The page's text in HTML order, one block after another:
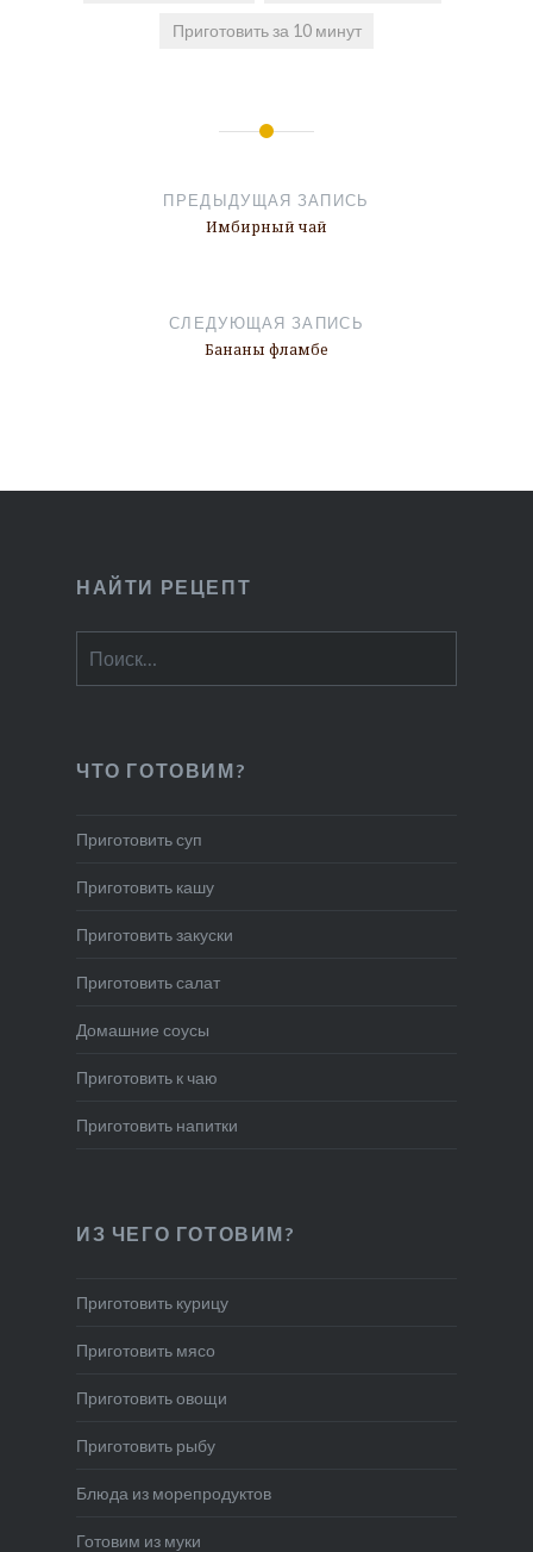
Приготовить за 10 минут
ПРЕДЫДУЩАЯ ЗАПИСЬ
Имбирный чай
СЛЕДУЮЩАЯ ЗАПИСЬ
Бананы фламбе
НАЙТИ РЕЦЕПТ
ЧТО ГОТОВИМ?
Приготовить суп
Приготовить кашу
Приготовить закуски
Приготовить салат
Домашние соусы
Приготовить к чаю
Приготовить напитки
ИЗ ЧЕГО ГОТОВИМ?
Приготовить курицу
Приготовить мясо
Приготовить овощи
Приготовить рыбу
Блюда из морепродуктов
Готовим из муки